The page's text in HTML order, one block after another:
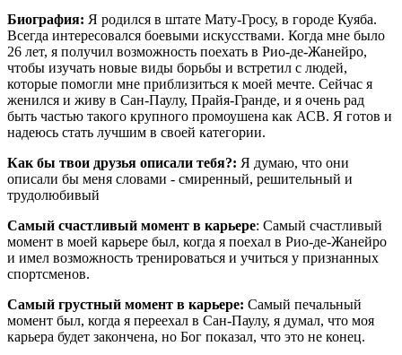
Биография: Я родился в штате Мату-Гросу, в городе Куяба.
Всегда интересовался боевыми искусствами. Когда мне было
26 лет, я получил возможность поехать в Рио-де-Жанейро,
чтобы изучать новые виды борьбы и встретил с людей,
которые помогли мне приблизиться к моей мечте. Сейчас я
женился и живу в Сан-Паулу, Прайя-Гранде, и я очень рад
быть частью такого крупного промоушена как АСВ. Я готов и
надеюсь стать лучшим в своей категории.
Как бы твои друзья описали тебя?: Я думаю, что они
описали бы меня словами - смиренный, решительный и
трудолюбивый
Самый счастливый момент в карьере: Самый счастливый
момент в моей карьере был, когда я поехал в Рио-де-Жанейро
и имел возможность тренироваться и учиться у признанных
спортсменов.
Самый грустный момент в карьере: Самый печальный
момент был, когда я переехал в Сан-Паулу, я думал, что моя
карьера будет закончена, но Бог показал, что это не конец.